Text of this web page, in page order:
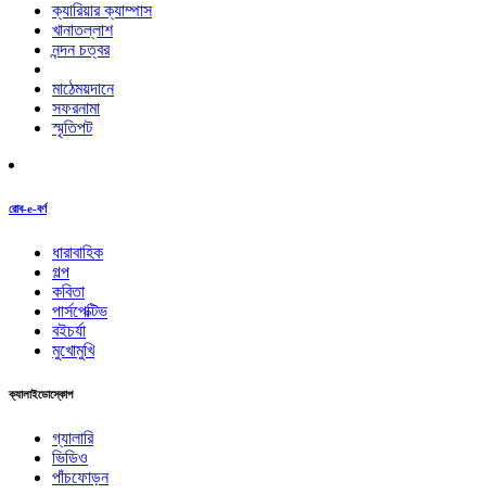
ক্যারিয়ার ক্যাম্পাস
খানাতল্লাশ
নন্দন চত্বর
মাঠেময়দানে
সফরনামা
স্মৃতিপট
রোব-e-বর্ণ
ধারাবাহিক
গল্প
কবিতা
পার্সপেক্টিভ
বইচর্যা
মুখোমুখি
ক্যালাইডোস্কোপ
গ্যালারি
ভিডিও
পাঁচফোড়ন